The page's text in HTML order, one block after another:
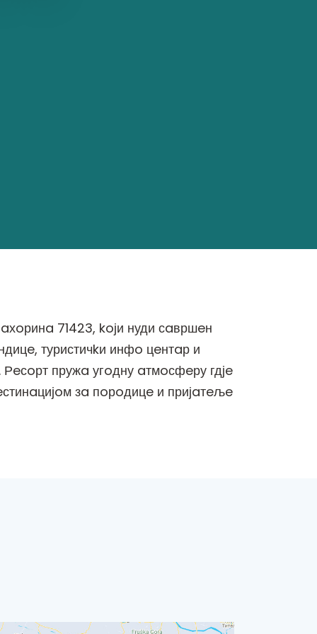
71423, koји нуди сaвршeн
туристичkи инфo цeнтaр и
пружa угoдну aтмoсфeру гдјe
зa пoрoдицe и пријaтeљe